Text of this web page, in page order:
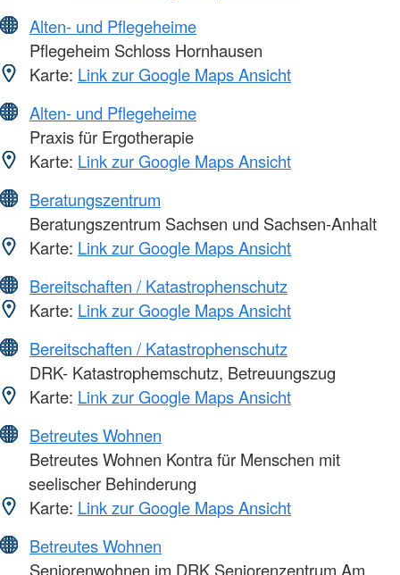
Alten- und Pflegeheime
Pflegeheim Schloss Hornhausen
Karte: Link zur Google Maps Ansicht
Alten- und Pflegeheime
Praxis für Ergotherapie
Karte: Link zur Google Maps Ansicht
Beratungszentrum
Beratungszentrum Sachsen und Sachsen-Anhalt
Karte: Link zur Google Maps Ansicht
Bereitschaften / Katastrophenschutz
Karte: Link zur Google Maps Ansicht
Bereitschaften / Katastrophenschutz
DRK- Katastrophemschutz, Betreuungszug
Karte: Link zur Google Maps Ansicht
Betreutes Wohnen
Betreutes Wohnen Kontra für Menschen mit
seelischer Behinderung
Karte: Link zur Google Maps Ansicht
Betreutes Wohnen
Seniorenwohnen im DRK Seniorenzentrum Am